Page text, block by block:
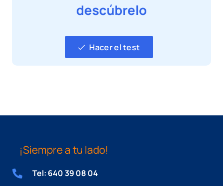
descúbrelo
Hacer el test
¡Siempre a tu lado!
Tel: 640 39 08 04